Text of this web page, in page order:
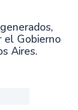
el Gobierno
Aires.